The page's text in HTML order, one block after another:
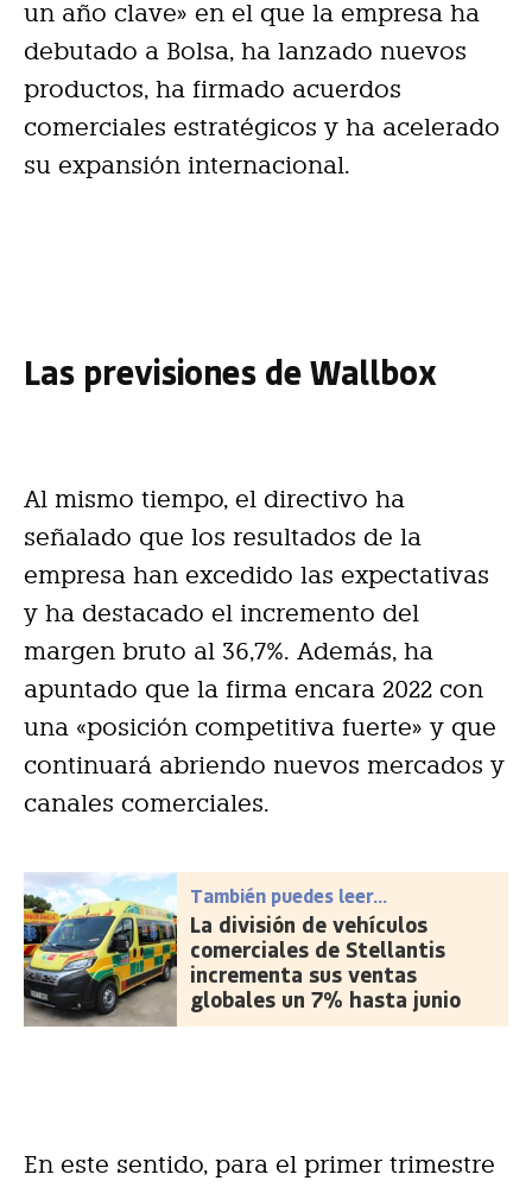
un año clave» en el que la empresa ha
debutado a Bolsa, ha lanzado nuevos
productos, ha firmado acuerdos
comerciales estratégicos y ha acelerado
su expansión internacional.
Las previsiones de Wallbox
Al mismo tiempo, el directivo ha
señalado que los resultados de la
empresa han excedido las expectativas
y ha destacado el incremento del
margen bruto al 36,7%. Además, ha
apuntado que la firma encara 2022 con
una «posición competitiva fuerte» y que
continuará abriendo nuevos mercados y
canales comerciales.
También puedes leer...
La división de vehículos
comerciales de Stellantis
incrementa sus ventas
globales un 7% hasta junio
En este sentido, para el primer trimestre